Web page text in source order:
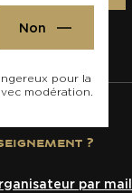
Non
pour la
modération.
?
par mail